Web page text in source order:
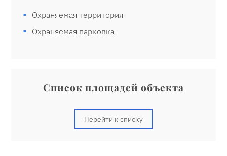
Охраняемая территория
Охраняемая парковка
Список площадей объекта
Перейти к списку